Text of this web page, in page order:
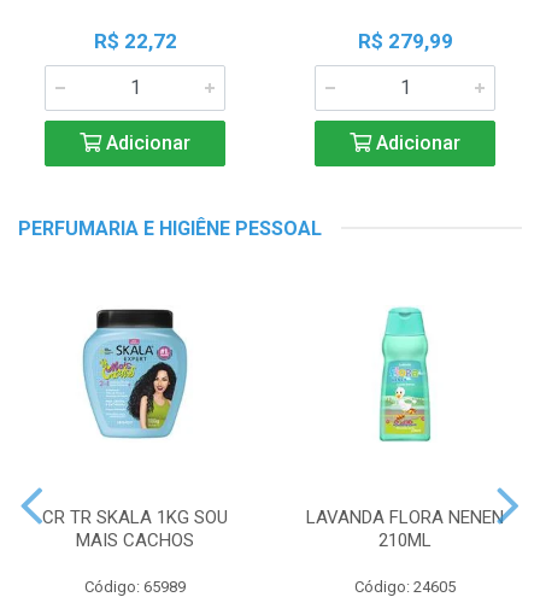
R$ 22,72
Adicionar
R$ 279,99
Adicionar
PERFUMARIA E HIGIÊNE PESSOAL
CR TR SKALA 1KG SOU
MAIS CACHOS
Código: 65989
LAVANDA FLORA NENEN
210ML
Código: 24605